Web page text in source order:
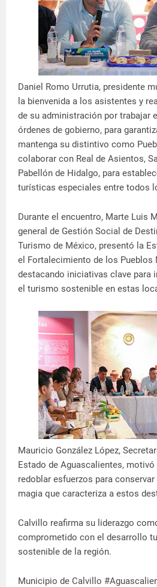
Daniel Romo Urrutia, presidente
la bienvenida a los asistentes y
de su administración por trabajar
órdenes de gobierno, para
mantenga su distintivo como
colaborar con Real de Asientos,
Pabellón de Hidalgo, para
turísticas especiales entre todos
Durante el encuentro, Marte Luis
general de Gestión Social de
Turismo de México, presentó la
el Fortalecimiento de los Pueblos
destacando iniciativas clave para
el turismo sostenible en estas
Mauricio González López,
Estado de Aguascalientes,
redoblar esfuerzos para
magia que caracteriza a estos
Calvillo reafirma su liderazgo
comprometido con el desarrollo
sostenible de la región.
Municipio de Calvillo